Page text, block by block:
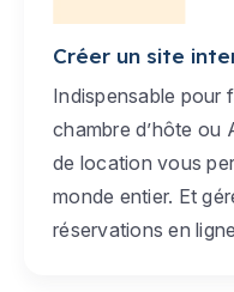
Créer un site
Indispensable pour
chambre d’hôte ou
de location vous
monde entier. Et
réservations en